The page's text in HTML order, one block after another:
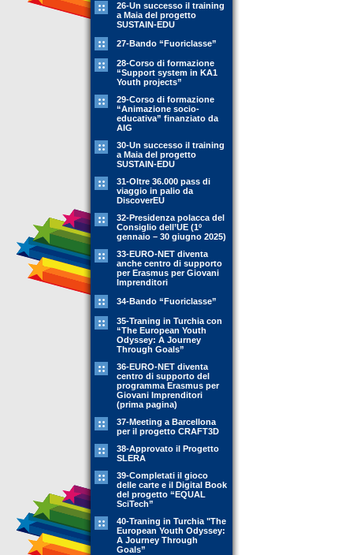
26-Un successo il training
a Maia del progetto
SUSTAIN-EDU
27-Bando “Fuoriclasse”
28-Corso di formazione
“Support system in KA1
Youth projects”
29-Corso di formazione
“Animazione socio-
educativa” finanziato da
AIG
30-Un successo il training
a Maia del progetto
SUSTAIN-EDU
31-Oltre 36.000 pass di
viaggio in palio da
DiscoverEU
32-Presidenza polacca del
Consiglio dell’UE (1º
gennaio – 30 giugno 2025)
33-EURO-NET diventa
anche centro di supporto
per Erasmus per Giovani
Imprenditori
34-Bando “Fuoriclasse”
35-Traning in Turchia con
“The European Youth
Odyssey: A Journey
Through Goals”
36-EURO-NET diventa
centro di supporto del
programma Erasmus per
Giovani Imprenditori
(prima pagina)
37-Meeting a Barcellona
per il progetto CRAFT3D
38-Approvato il Progetto
SLERA
39-Completati il gioco
delle carte e il Digital Book
del progetto “EQUAL
SciTech”
40-Traning in Turchia "The
European Youth Odyssey:
A Journey Through
Goals”